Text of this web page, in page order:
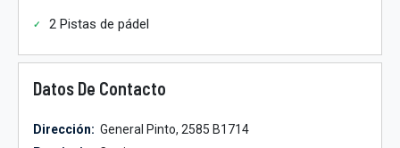
2 Pistas de pádel
Datos De Contacto
Dirección: General Pinto, 2585 B1714